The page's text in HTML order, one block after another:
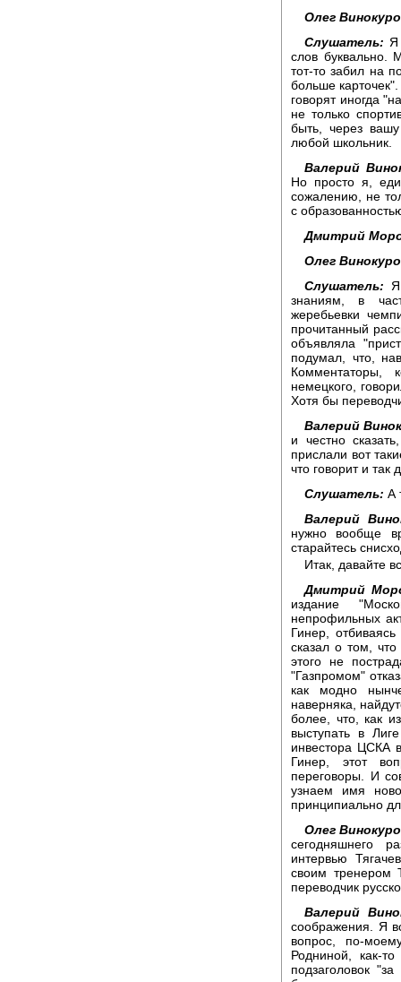
Олег
Слушатель: Я
слов буквально.
тот-то забил на
больше
говорят иногда
не только
быть, через
любой школьник.
Валерий
Но просто я,
сожалению, не
с
Дмитрий
Олег
Слушатель: Я
знаниям, в
жеребьевки
прочитанный
объявляла
подумал, что,
Комментаторы,
немецкого,
Хотя бы
Валерий
и честно
прислали вот
что говорит и так
Слушатель: А
Валерий
нужно вообще
старайтесь
Итак, давайте
Дмитрий
издание
непрофильных
Гинер,
сказал о том,
этого не
"Газпромом"
как модно
наверняка,
более, что, как
выступать в
инвестора ЦСКА
Гинер, этот
переговоры. И
узнаем имя
принципиально
Олег
сегодняшнего
интервью
своим тренером
переводчик
Валерий
соображения. Я
вопрос, по-
Родниной, как-
подзаголовок